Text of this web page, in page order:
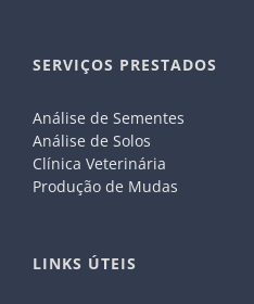
SERVIÇOS PRESTADOS
Análise de Sementes
Análise de Solos
Clínica Veterinária
Produção de Mudas
LINKS ÚTEIS